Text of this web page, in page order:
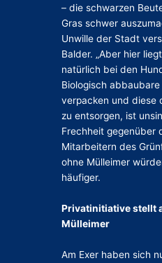
– die schwarzen
Gras schwer
Unwille der Stadt
Balder. „Aber hier
natürlich bei den
Biologisch
verpacken und diese
zu entsorgen, ist
Frechheit gegenüber
Mitarbeitern des
ohne Mülleimer
häufiger.
Privatinitiative stellt
Mülleimer
Am Exer haben sich